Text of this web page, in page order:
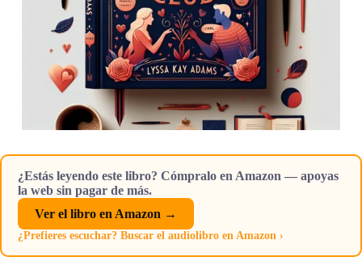
¿Estás leyendo este libro? Cómpralo en Amazon — apoyas
la web sin pagar de más.
Ver el libro en Amazon →
¿Prefieres escuchar? Buscar el audiolibro en Amazon ›